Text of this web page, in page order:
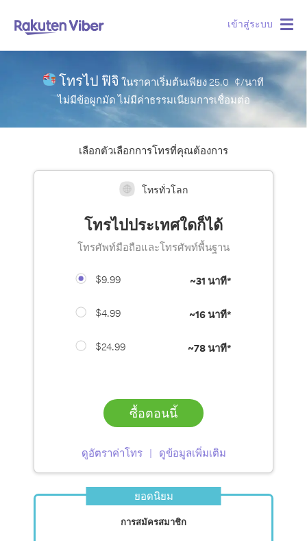
เข้าสู่ระบบ
โทรไป ฟิจิ ในราคาเริ่มต้นเพียง25.0 ¢/นาที
ไม่มีข้อผูกมัด ไม่มีค่าธรรมเนียมการเชื่อมต่อ
เลือกตัวเลือกการโทรที่คุณต้องการ
โทรทั่วโลก
โทรไปประเทศใดก็ได้
โทรศัพท์มือถือและโทรศัพท์พื้นฐาน
$9.99 ~31 นาที*
$4.99 ~16 นาที*
$24.99 ~78 นาที*
ซื้อตอนนี้
ดูอัตราค่าโทร ดูข้อมูลเพิ่มเติม
ยอดนิยม
การสมัครสมาชิก